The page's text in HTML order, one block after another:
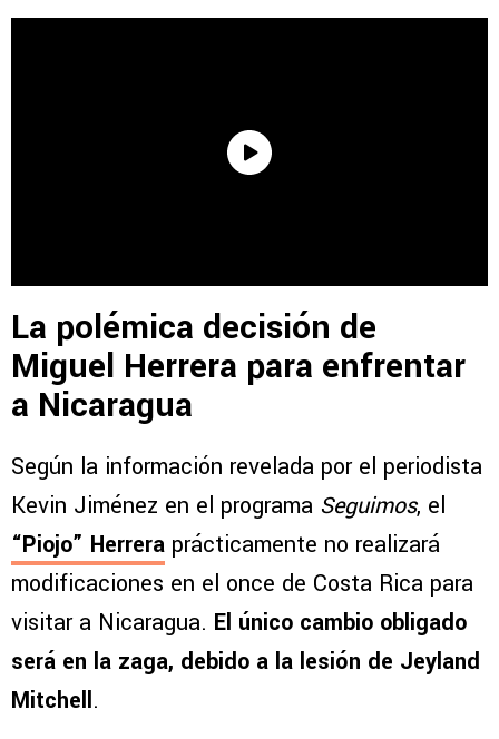
La polémica decisión de
Miguel Herrera para enfrentar
a Nicaragua
Según la información revelada por el periodista
Kevin Jiménez en el programa Seguimos, el
“Piojo” Herrera prácticamente no realizará
modificaciones en el once de Costa Rica para
visitar a Nicaragua. El único cambio obligado
será en la zaga, debido a la lesión de Jeyland
Mitchell.